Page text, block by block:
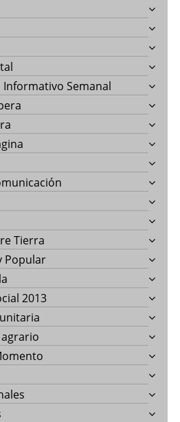
Semanal
Tierra
Popular
2013